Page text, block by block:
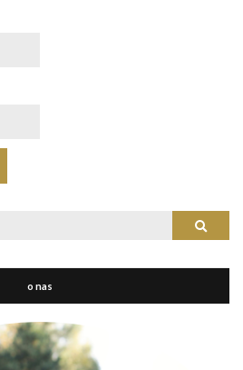
Search
o nas